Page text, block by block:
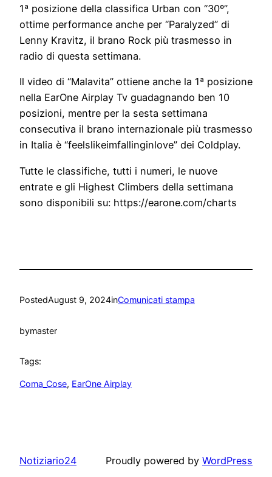
1ª posizione della classifica Urban con “30º”,
ottime performance anche per “Paralyzed” di
Lenny Kravitz, il brano Rock più trasmesso in
radio di questa settimana.
Il video di “Malavita” ottiene anche la 1ª posizione
nella EarOne Airplay Tv guadagnando ben 10
posizioni, mentre per la sesta settimana
consecutiva il brano internazionale più trasmesso
in Italia è “feelslikeimfallinginlove” dei Coldplay.
Tutte le classifiche, tutti i numeri, le nuove
entrate e gli Highest Climbers della settimana
sono disponibili su: https://earone.com/charts
PostedAugust 9, 2024inComunicati stampa
bymaster
Tags:
Coma_Cose, EarOne Airplay
Notiziario24 Proudly powered by WordPress